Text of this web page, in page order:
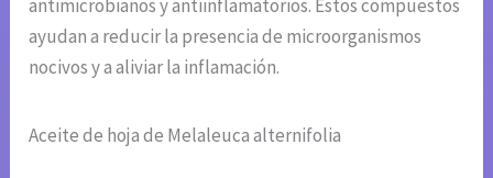
antimicrobianos y antiinflamatorios. Estos compuestos
ayudan a reducir la presencia de microorganismos
nocivos y a aliviar la inflamación.
Aceite de hoja de Melaleuca alternifolia